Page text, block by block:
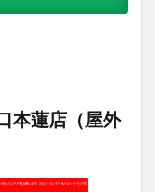
本蓮店（屋外